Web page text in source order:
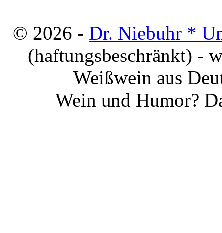
© 2026 - Dr. Niebuhr *
(haftungsbeschränkt) -
Weißwein aus
Wein und Humor?